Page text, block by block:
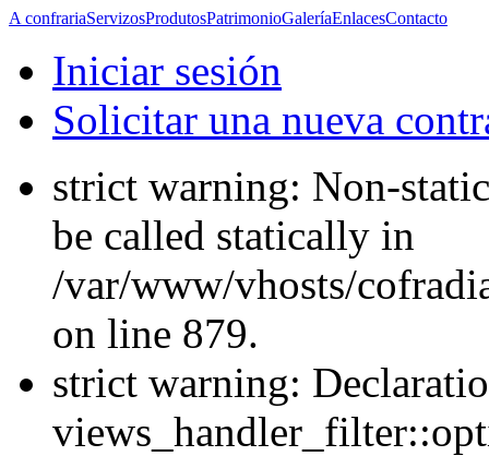
A confrariaServizosProdutosPatrimonioGaleríaEnlacesContacto
Iniciar sesión
Solicitar una nueva
strict warning: Non-
be called statically in
/var/www/vhosts/
on line 879.
strict warning: